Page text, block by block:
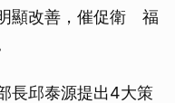
顯改善，催促衛 福
長邱泰源提出4大策